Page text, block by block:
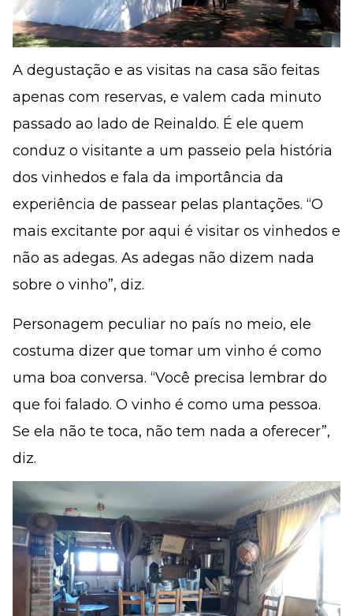
A degustação e as visitas na casa são feitas
apenas com reservas, e valem cada minuto
passado ao lado de Reinaldo. É ele quem
conduz o visitante a um passeio pela história
dos vinhedos e fala da importância da
experiência de passear pelas plantações. “O
mais excitante por aqui é visitar os vinhedos e
não as adegas. As adegas não dizem nada
sobre o vinho”, diz.
Personagem peculiar no país no meio, ele
costuma dizer que tomar um vinho é como
uma boa conversa. “Você precisa lembrar do
que foi falado. O vinho é como uma pessoa.
Se ela não te toca, não tem nada a oferecer”,
diz.